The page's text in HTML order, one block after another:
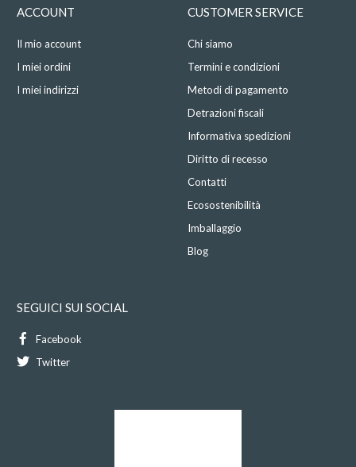
ACCOUNT
Il mio account
I miei ordini
I miei indirizzi
CUSTOMER SERVICE
Chi siamo
Termini e condizioni
Metodi di pagamento
Detrazioni fiscali
Informativa spedizioni
Diritto di recesso
Contatti
Ecosostenibilità
Imballaggio
Blog
SEGUICI SUI SOCIAL
Facebook
Twitter